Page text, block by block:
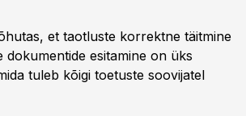
et taotluste korrektne täitmine
dokumentide esitamine on üks
tuleb kõigi toetuste soovijatel